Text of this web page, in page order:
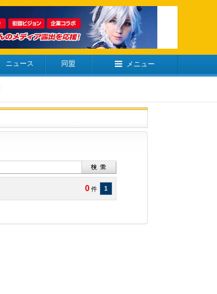
ニュース 同盟 メニュー
0 件 1